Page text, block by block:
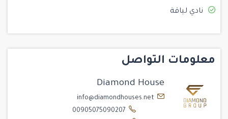
نادي لياقة
معلومات التواصل
Diamond House
info@diamondhouses.net